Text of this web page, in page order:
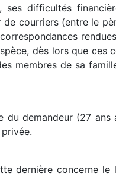
difficultés
courriers (entre le
dès lors que ces
membres de sa
du demandeur (27 ans
dernière concerne le